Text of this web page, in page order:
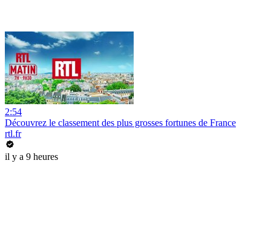
2:54
Découvrez le classement des plus grosses fortunes de France
rtl.fr
il y a 9 heures